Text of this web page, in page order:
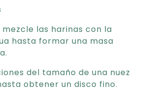
mezcle las harinas con la
hasta formar una masa
del tamaño de una nuez
obtener un disco fino.